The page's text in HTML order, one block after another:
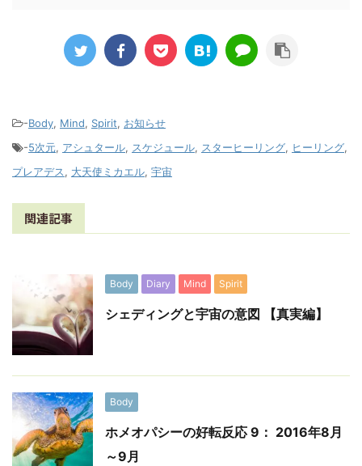
-Body, Mind, Spirit, お知らせ
-5次元, アシュタール, スケジュール, スターヒーリング, ヒーリング,
プレアデス, 大天使ミカエル, 宇宙
関連記事
Body Diary Mind Spirit
シェディングと宇宙の意図 【真実編】
Body
ホメオパシーの好転反応 9： 2016年8月
～9月